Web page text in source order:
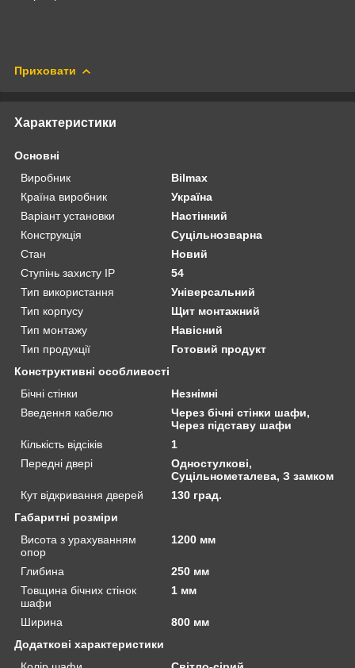
Приховати
Характеристики
Основні
Виробник
Bilmax
Країна виробник
Україна
Варіант установки
Настінний
Конструкція
Суцільнозварна
Стан
Новий
Ступінь захисту IP
54
Тип використання
Універсальний
Тип корпусу
Щит монтажний
Тип монтажу
Навісний
Тип продукції
Готовий продукт
Конструктивні особливості
Бічні стінки
Незнімні
Введення кабелю
Через бічні стінки шафи,
Через підставу шафи
Кількість відсіків
1
Передні двері
Одностулкові,
Суцільнометалева, З замком
Кут відкривання дверей
130 град.
Габаритні розміри
Висота з урахуванням
опор
1200 мм
Глибина
250 мм
Товщина бічних стінок
шафи
1 мм
Ширина
800 мм
Додаткові характеристики